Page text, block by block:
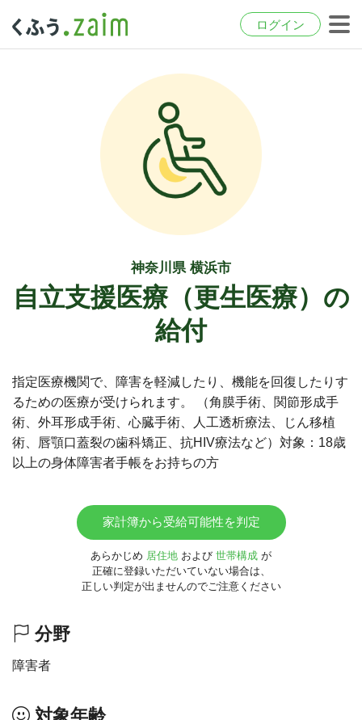
ログイン
神奈川県 横浜市
自立支援医療（更生医療）の
給付
指定医療機関で、障害を軽減したり、機能を回復したりす
るための医療が受けられます。 （角膜手術、関節形成手
術、外耳形成手術、心臓手術、人工透析療法、じん移植
術、唇顎口蓋裂の歯科矯正、抗HIV療法など）対象：18歳
以上の身体障害者手帳をお持ちの方
家計簿から受給可能性を判定
あらかじめ 居住地 および 世帯構成 が
正確に登録いただいていない場合は、
正しい判定が出ませんのでご注意ください
分野
障害者
対象年齢